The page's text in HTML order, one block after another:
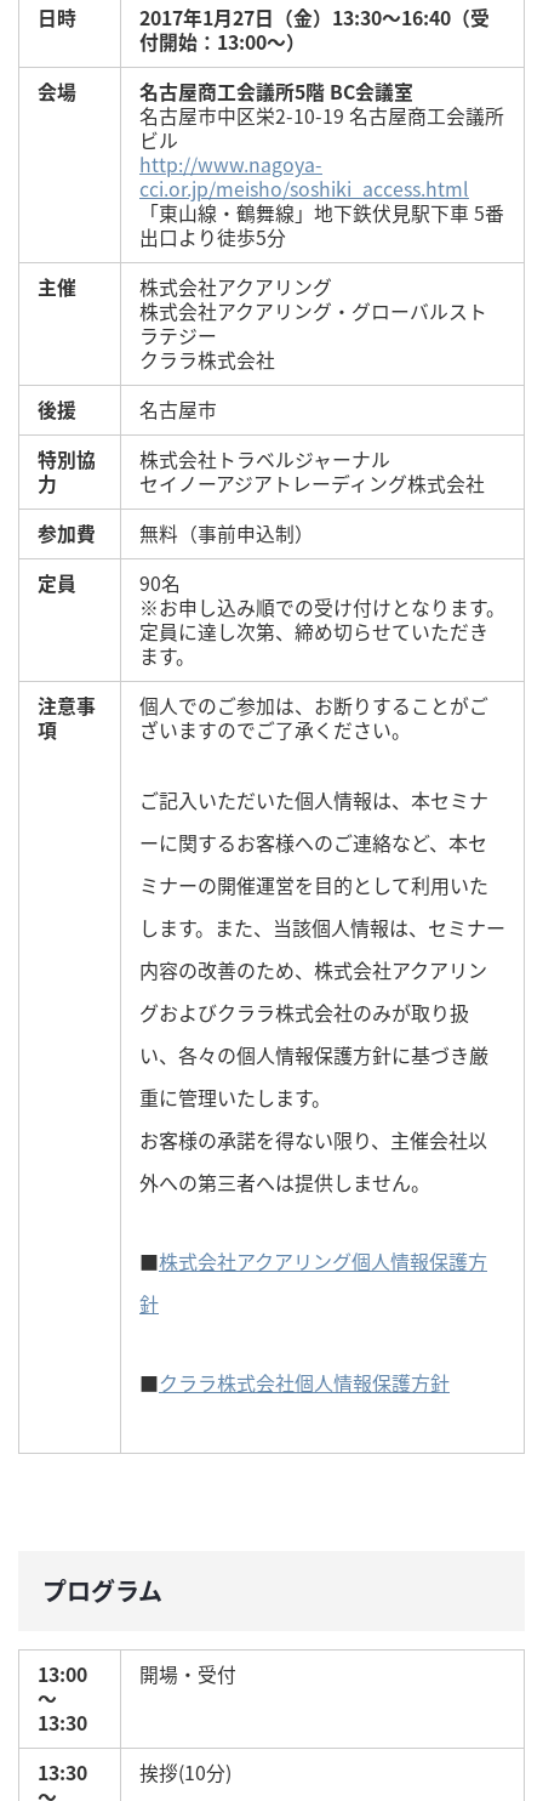
日時
2017年1月27日（金）13:30～16:40（受
付開始：13:00～）
会場
名古屋商工会議所5階 BC会議室
名古屋市中区栄2-10-19 名古屋商工会議所
ビル
http://www.nagoya-
cci.or.jp/meisho/soshiki_access.html
「東山線・鶴舞線」地下鉄伏見駅下車 5番
出口より徒歩5分
主催
株式会社アクアリング
株式会社アクアリング・グローバルスト
ラテジー
クララ株式会社
後援
名古屋市
特別協
力
株式会社トラベルジャーナル
セイノーアジアトレーディング株式会社
参加費
無料（事前申込制）
定員
90名
※お申し込み順での受け付けとなります。
定員に達し次第、締め切らせていただき
ます。
注意事
項
個人でのご参加は、お断りすることがご
ざいますのでご了承ください。
ご記入いただいた個人情報は、本セミナ
ーに関するお客様へのご連絡など、本セ
ミナーの開催運営を目的として利用いた
します。また、当該個人情報は、セミナー
内容の改善のため、株式会社アクアリン
グおよびクララ株式会社のみが取り扱
い、各々の個人情報保護方針に基づき厳
重に管理いたします。
お客様の承諾を得ない限り、主催会社以
外への第三者へは提供しません。
■株式会社アクアリング個人情報保護方
針
■クララ株式会社個人情報保護方針
プログラム
13:00
～
13:30
開場・受付
13:30
挨拶(10分)